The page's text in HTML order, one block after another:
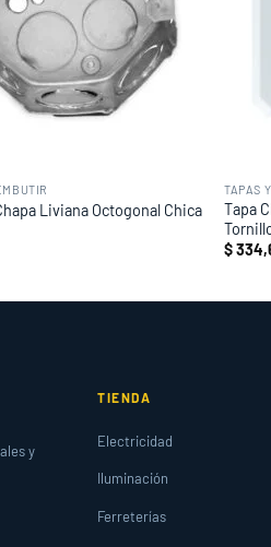
Liviana Octogonal Chica
TAPAS
Tapa
$
y
TIENDA
Electricidad
Iluminación
Ferreterías